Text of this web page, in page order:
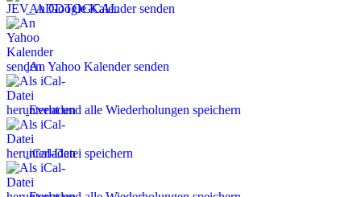
An Google Kalender senden
An Yahoo Kalender senden
Event und alle Wiederholungen speichern
iCal-Datei speichern